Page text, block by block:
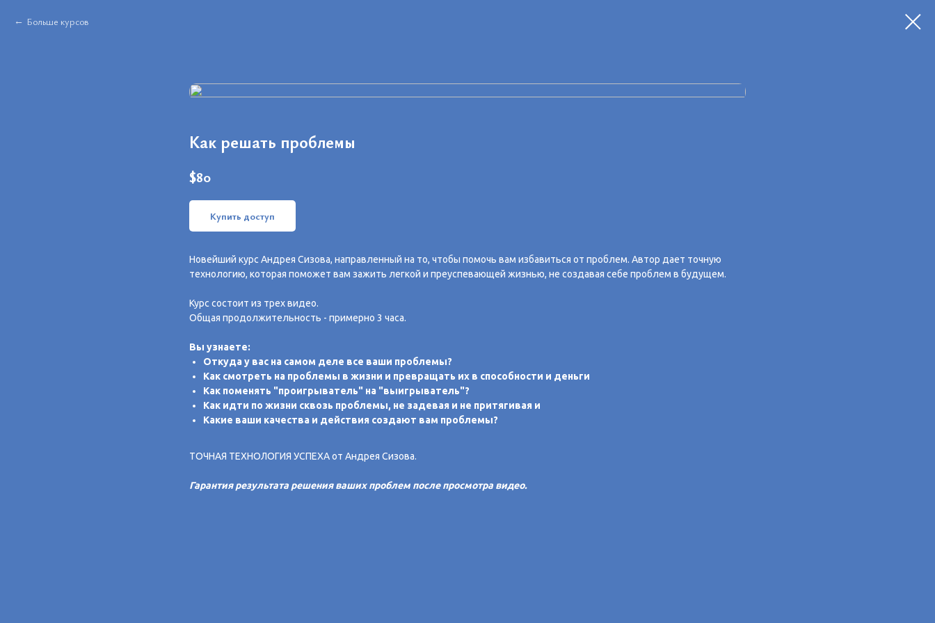
Больше курсов
Как решать проблемы
$80
Купить доступ
Новейший курс Андрея Сизова, направленный на то, чтобы помочь вам избавиться от проблем. Автор дает точную
технологию, которая поможет вам зажить легкой и преуспевающей жизнью, не создавая себе проблем в будущем.
Курс состоит из трех видео.
Общая продолжительность - примерно 3 часа.
Вы узнаете:
Откуда у вас на самом деле все ваши проблемы?
Как смотреть на проблемы в жизни и превращать их в способности и деньги
Как поменять "проигрыватель" на "выигрыватель"?
Как идти по жизни сквозь проблемы, не задевая и не притягивая и
Какие ваши качества и действия создают вам проблемы?
ТОЧНАЯ ТЕХНОЛОГИЯ УСПЕХА от Андрея Сизова.
Гарантия результата решения ваших проблем после просмотра видео.